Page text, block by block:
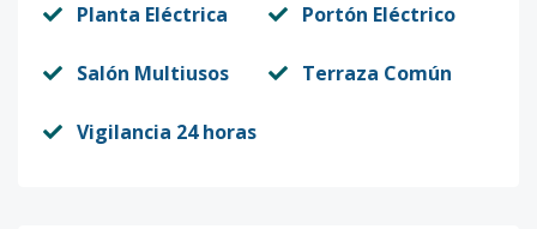
Planta Eléctrica Portón Eléctrico
Salón Multiusos Terraza Común
Vigilancia 24 horas